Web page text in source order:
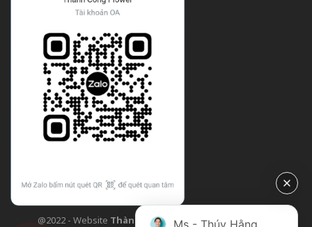
@2022 - Website Thành Công Flower| Design bởi
Ms - Thúy Hằng